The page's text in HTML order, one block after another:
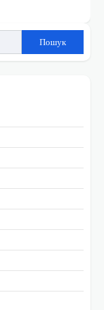
Пошук